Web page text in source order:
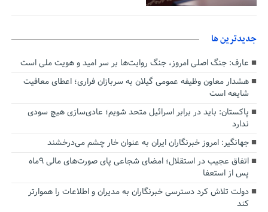
جديدترين ها
عارف: جنگ اصلی امروز، جنگ روایت‌ها بر سر امید و هویت ملی است
هشدار معاون وظیفه عمومی گیلان به سربازان فراری؛ اعطای معافیت
شایعه است
پاکستان: باید در برابر اسرائیل متحد شویم؛ عادی‌سازی هیچ سودی
ندارد
جهانگیر: امروز خبرنگاران ایران به عنوان خار چشم می‌درخشند
اتفاق عجیب در استقلال؛ امضای شجاعی پای صورت‌های مالی ٩ماه
پس از استعفا
دولت تلاش کرد دسترسی خبرنگاران به مدیران و اطلاعات را هموارتر
کند